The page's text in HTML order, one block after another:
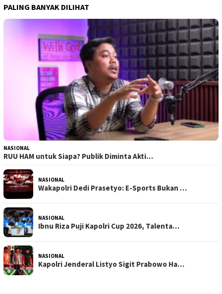
PALING BANYAK DILIHAT
NASIONAL
RUU HAM untuk Siapa? Publik Diminta Akti…
NASIONAL
Wakapolri Dedi Prasetyo: E-Sports Bukan …
NASIONAL
Ibnu Riza Puji Kapolri Cup 2026, Talenta…
NASIONAL
Kapolri Jenderal Listyo Sigit Prabowo Ha…